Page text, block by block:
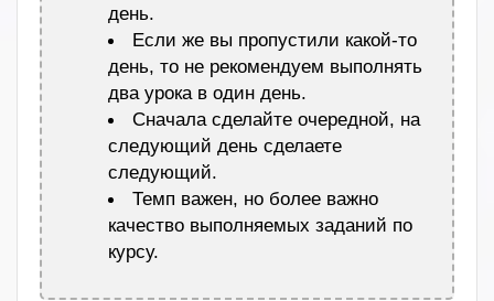
день.
Если же вы пропустили какой-то
день, то не рекомендуем выполнять
два урока в один день.
Сначала сделайте очередной, на
следующий день сделаете
следующий.
Темп важен, но более важно
качество выполняемых заданий по
курсу.